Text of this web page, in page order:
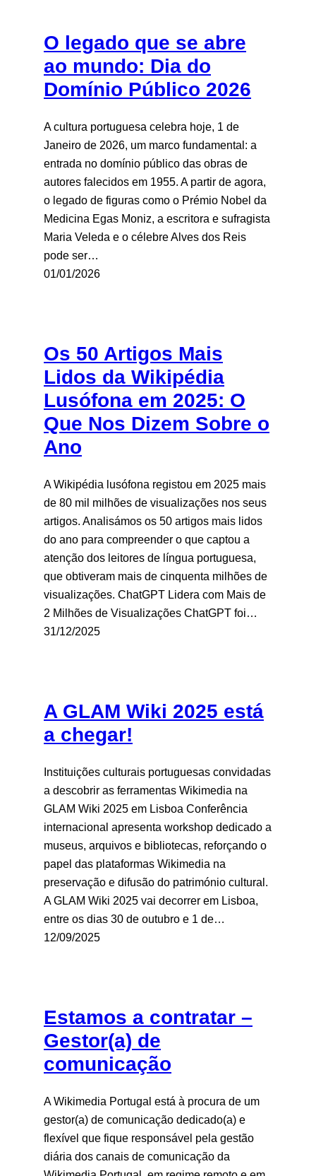
O legado que se abre
ao mundo: Dia do
Domínio Público 2026
A cultura portuguesa celebra hoje, 1 de
Janeiro de 2026, um marco fundamental: a
entrada no domínio público das obras de
autores falecidos em 1955. A partir de agora,
o legado de figuras como o Prémio Nobel da
Medicina Egas Moniz, a escritora e sufragista
Maria Veleda e o célebre Alves dos Reis
pode ser…
01/01/2026
Os 50 Artigos Mais
Lidos da Wikipédia
Lusófona em 2025: O
Que Nos Dizem Sobre o
Ano
A Wikipédia lusófona registou em 2025 mais
de 80 mil milhões de visualizações nos seus
artigos. Analisámos os 50 artigos mais lidos
do ano para compreender o que captou a
atenção dos leitores de língua portuguesa,
que obtiveram mais de cinquenta milhões de
visualizações. ChatGPT Lidera com Mais de
2 Milhões de Visualizações ChatGPT foi…
31/12/2025
A GLAM Wiki 2025 está
a chegar!
Instituições culturais portuguesas convidadas
a descobrir as ferramentas Wikimedia na
GLAM Wiki 2025 em Lisboa Conferência
internacional apresenta workshop dedicado a
museus, arquivos e bibliotecas, reforçando o
papel das plataformas Wikimedia na
preservação e difusão do património cultural.
A GLAM Wiki 2025 vai decorrer em Lisboa,
entre os dias 30 de outubro e 1 de…
12/09/2025
Estamos a contratar –
Gestor(a) de
comunicação
A Wikimedia Portugal está à procura de um
gestor(a) de comunicação dedicado(a) e
flexível que fique responsável pela gestão
diária dos canais de comunicação da